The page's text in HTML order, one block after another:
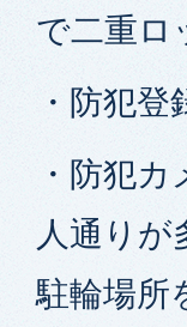
で二重ロ
・防犯登
・防犯
人通りが
駐輪場所